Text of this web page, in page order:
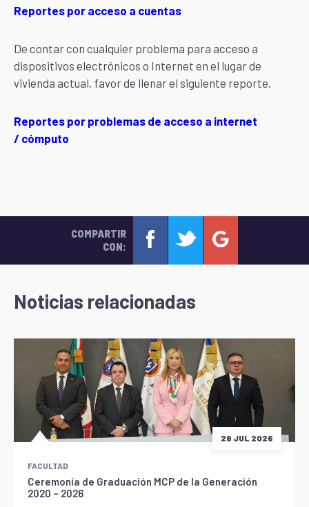
Reportes por acceso a cuentas
De contar con cualquier problema para acceso a
dispositivos electrónicos o Internet en el lugar de
vivienda actual, favor de llenar el siguiente reporte.
Reportes por problemas de acceso a internet
/ cómputo
COMPARTIR
CON:
Noticias relacionadas
28 JUL 2026
FACULTAD
Ceremonia de Graduación MCP de la Generación
2020 – 2026